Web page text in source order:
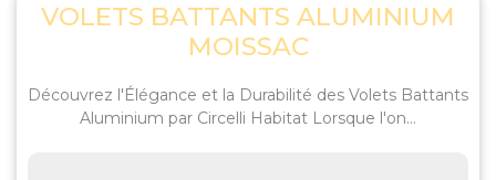
VOLETS BATTANTS ALUMINIUM
MOISSAC
Découvrez l'Élégance et la Durabilité des Volets Battants
Aluminium par Circelli Habitat Lorsque l'on...